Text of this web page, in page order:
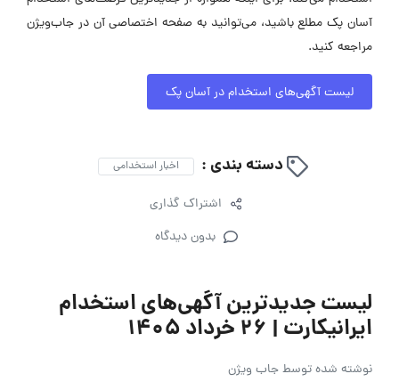
آسان پک مطلع باشید، می‌توانید به صفحه اختصاصی آن در جاب‌ویژن
مراجعه کنید.
لیست آگهی‌های استخدام در آسان پک
دسته بندی : اخبار استخدامی
اشتراک گذاری
بدون دیدگاه
لیست جدیدترین آگهی‌های استخدام
ایرانیکارت | ۲۶ خرداد ۱۴۰۵
نوشته شده توسطجاب ویژن